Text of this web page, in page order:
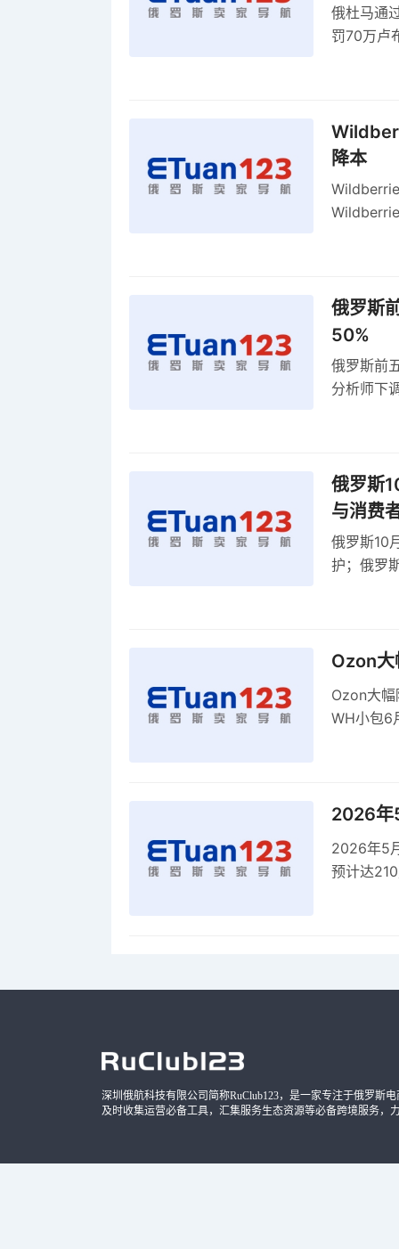
俄杜马通
罚70万卢
降本
俄罗斯
50%
俄罗斯前
分析师下
俄罗斯
与消费
俄罗斯10
护；俄罗
Ozon大
Ozon大
WH小包6
2026年
2026年5
预计达
深圳俄航科技有限公司简称RuClub123，是一家专注于俄罗斯
及时收集运营必备工具，汇集服务生态资源等必备跨境服务